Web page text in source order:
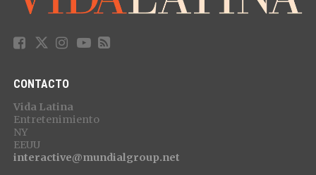
CONTACTO
Vida Latina
Entretenimiento
NY
EEUU
interactive@mundialgroup.net